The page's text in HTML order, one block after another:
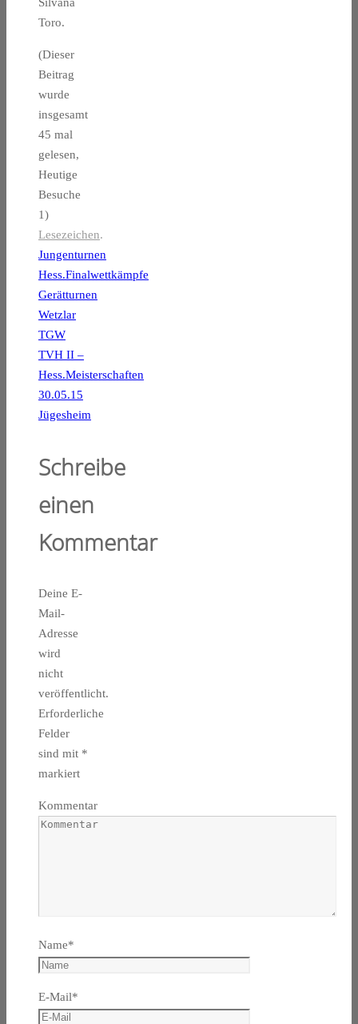
Silvana
Toro.
(Dieser
Beitrag
wurde
insgesamt
45 mal
gelesen,
Heutige
Besuche
1)
Lesezeichen.
Jungenturnen
Hess.Finalwettkämpfe
Gerätturnen
Wetzlar
TGW
TVH II –
Hess.Meisterschaften
30.05.15
Jügesheim
Schreibe
einen
Kommentar
Deine E-
Mail-
Adresse
wird
nicht
veröffentlicht.
Erforderliche
Felder
sind mit *
markiert
Kommentar
Name*
E-Mail*